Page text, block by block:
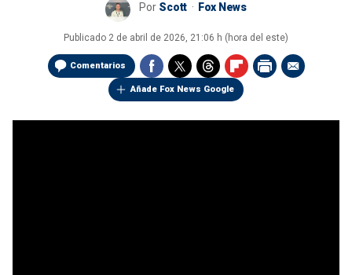
Por Scott Fox News
Publicado 2 de abril de 2026, 21:06 h (hora del este)
Comentarios
Añade Fox News Google